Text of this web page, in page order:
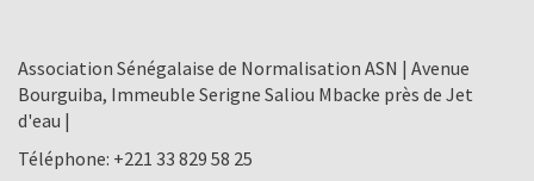
Association Sénégalaise de Normalisation ASN | Avenue
Bourguiba, Immeuble Serigne Saliou Mbacke près de Jet
d'eau |
Téléphone: +221 33 829 58 25